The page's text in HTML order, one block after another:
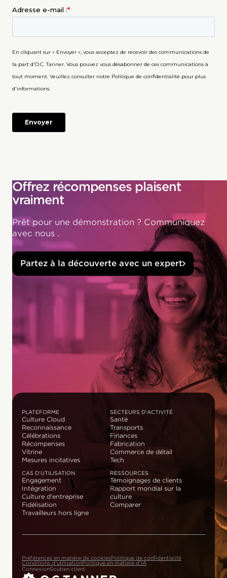
Offrez récompenses plaisent
vraiment
Prêt pour une démonstration ? Communiquez
avec nous .
Partez à la découverte avec un expert
PLATEFORME
Culture Cloud
Reconnaissance
Célébrations
Récompenses
Vitrine
Mesures incitatives
SECTEURS D'ACTIVITÉ
Santé
Transports
Finances
Fabrication
Commerce de détail
Tech
CAS D'UTILISATION
Engagement
Intégration
Culture d'entreprise
Fidélisation
Travailleurs hors ligne
RESSOURCES
Témoignages de clients
Rapport mondial sur la
culture
Comparer
Préférences en matière de cookiesPolitique de confidentialité
Conditions d'utilisationPolitique en matière d'IA
ConnexionSoutien client